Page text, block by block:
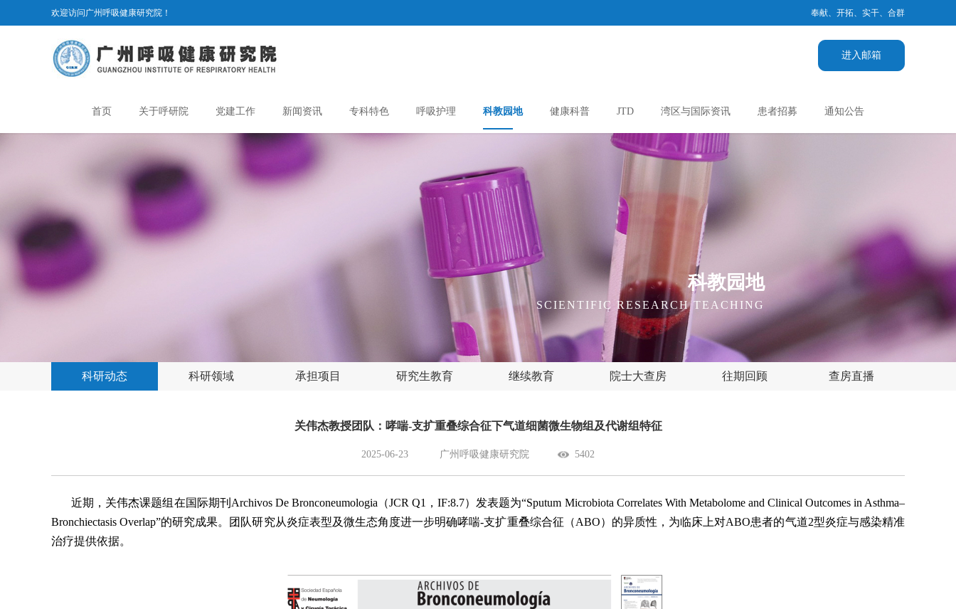
欢迎访问广州呼吸健康研究院！ 奉献、开拓、实干、合群
进入邮箱
首页 关于呼研院 党建工作 新闻资讯 专科特色 呼吸护理 科教园地 健康科普 JTD 湾区与国际资讯 患者招募 通知公告
科教园地
SCIENTIFIC RESEARCH TEACHING
科研动态 科研领域 承担项目 研究生教育 继续教育 院士大查房 往期回顾 查房直播
关伟杰教授团队：哮喘-支扩重叠综合征下气道细菌微生物组及代谢组特征
2025-06-23 广州呼吸健康研究院 5402
近期，关伟杰课题组在国际期刊Archivos De Bronconeumologia（JCR Q1，IF:8.7）发表题为“Sputum Microbiota Correlates With Metabolome and Clinical Outcomes in Asthma–
Bronchiectasis Overlap”的研究成果。团队研究从炎症表型及微生态角度进一步明确哮喘-支扩重叠综合征（ABO）的异质性，为临床上对ABO患者的气道2型炎症与感染精准
治疗提供依据。